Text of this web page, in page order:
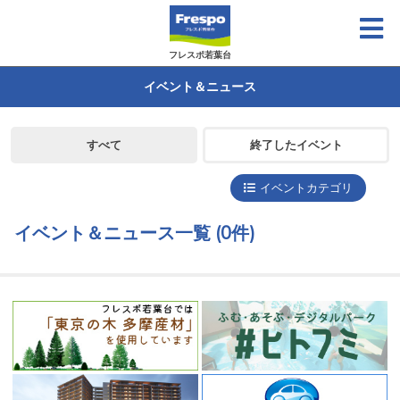
フレスポ若葉台
イベント＆ニュース
すべて 終了したイベント
イベントカテゴリ
イベント＆ニュース一覧 (0件)